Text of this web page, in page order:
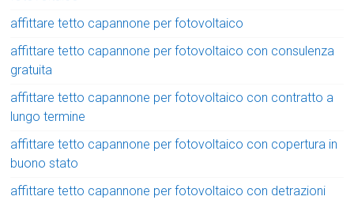
affittare tetto capannone per fotovoltaico
affittare tetto capannone per fotovoltaico con consulenza
gratuita
affittare tetto capannone per fotovoltaico con contratto a
lungo termine
affittare tetto capannone per fotovoltaico con copertura in
buono stato
affittare tetto capannone per fotovoltaico con detrazioni